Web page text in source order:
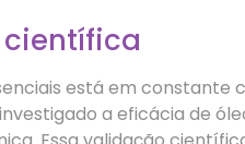
está em
a eficácia de